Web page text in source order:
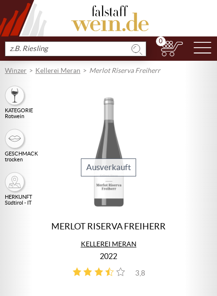
Produkt
suchen
0
Winzer Kellerei Meran Merlot Riserva Freiherr
KATEGORIE
Rotwein
GESCHMACK
trocken
HERKUNFT
Südtirol - IT
Ausverkauft
MERLOT RISERVA FREIHERR
KELLEREI MERAN
2022
3,8
4